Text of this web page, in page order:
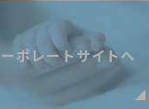
ポレートサイトへ